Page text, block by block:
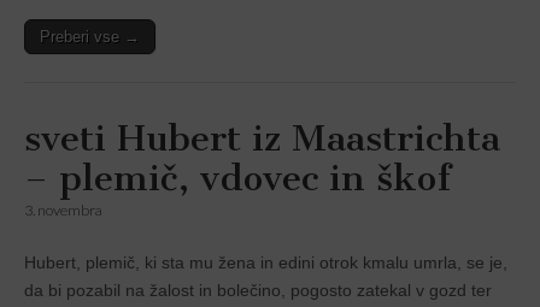
Preberi vse →
sveti Hubert iz Maastrichta
– plemič, vdovec in škof
3. novembra
Hubert, plemič, ki sta mu žena in edini otrok kmalu umrla, se je,
da bi pozabil na žalost in bolečino, pogosto zatekal v gozd ter